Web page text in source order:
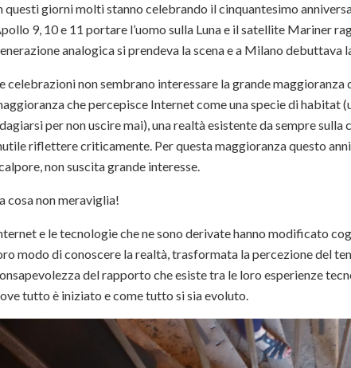
questi giorni molti stanno celebrando il cinquantesimo
9, 10 e 11 portare l’uomo sulla Luna e il satellite Mariner
analogica si prendeva la scena e a Milano debuttava
celebrazioni non sembrano interessare la grande
che percepisce Internet come una specie di habitat
per non uscire mai), una realtà esistente da sempre
riflettere criticamente. Per questa maggioranza questo
non suscita grande interesse.
cosa non meraviglia!
e le tecnologie che ne sono derivate hanno modificato
modo di conoscere la realtà, trasformata la percezione del
del rapporto che esiste tra le loro esperienze
tutto è iniziato e come tutto si sia evoluto.